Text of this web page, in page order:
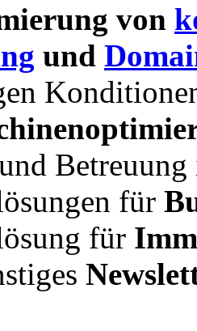
von
und
für
für